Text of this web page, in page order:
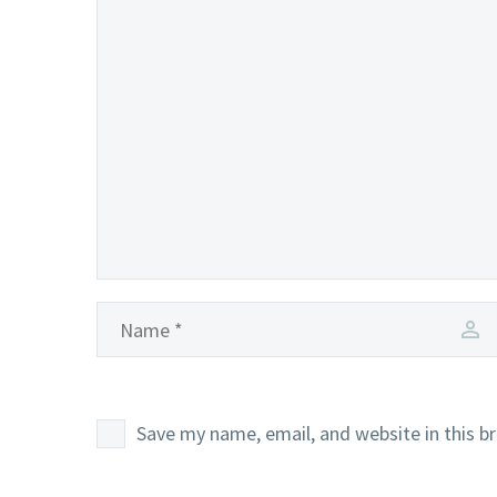
Save my name, email, and website in this